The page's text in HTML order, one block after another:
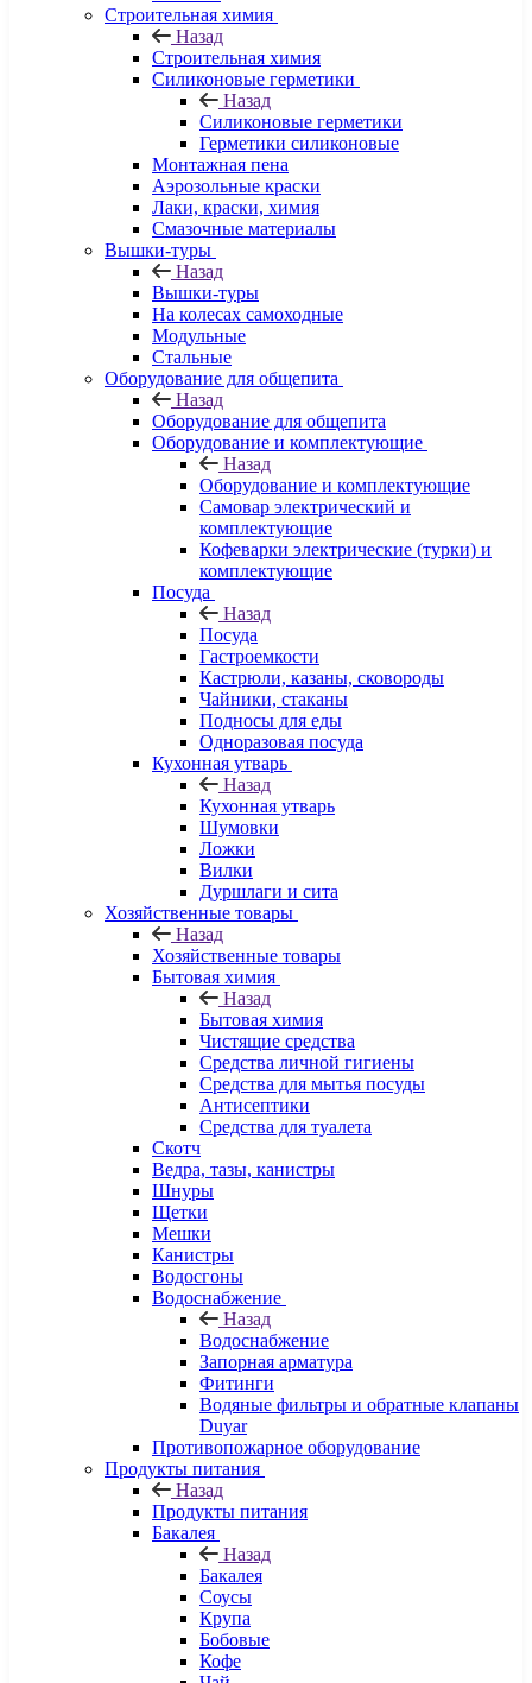
Строительная химия
Назад
Строительная химия
Силиконовые герметики
Назад
Силиконовые герметики
Герметики силиконовые
Монтажная пена
Аэрозольные краски
Лаки, краски, химия
Смазочные материалы
Вышки-туры
Назад
Вышки-туры
На колесах самоходные
Модульные
Стальные
Оборудование для общепита
Назад
Оборудование для общепита
Оборудование и комплектующие
Назад
Оборудование и комплектующие
Самовар электрический и
комплектующие
Кофеварки электрические (турки) и
комплектующие
Посуда
Назад
Посуда
Гастроемкости
Кастрюли, казаны, сковороды
Чайники, стаканы
Подносы для еды
Одноразовая посуда
Кухонная утварь
Назад
Кухонная утварь
Шумовки
Ложки
Вилки
Дуршлаги и сита
Хозяйственные товары
Назад
Хозяйственные товары
Бытовая химия
Назад
Бытовая химия
Чистящие средства
Средства личной гигиены
Средства для мытья посуды
Антисептики
Средства для туалета
Скотч
Ведра, тазы, канистры
Шнуры
Щетки
Мешки
Канистры
Водосгоны
Водоснабжение
Назад
Водоснабжение
Запорная арматура
Фитинги
Водяные фильтры и обратные клапаны
Duyar
Противопожарное оборудование
Продукты питания
Назад
Продукты питания
Бакалея
Назад
Бакалея
Соусы
Крупа
Бобовые
Кофе